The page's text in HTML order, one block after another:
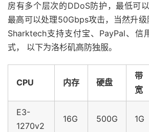
房有多个层次的DDoS防护，最低可
最高可以处理50Gbps攻击，当然升级
Sharktech支持支付宝、PayPal、信
式， 以下为洛杉矶高防独服。
CPU 内存 硬盘
带
宽
E3-
1270v2
16G 500G 1G